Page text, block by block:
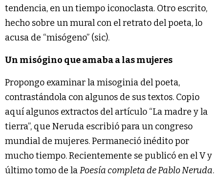
tendencia, en un tiempo iconoclasta. Otro escrito,
hecho sobre un mural con el retrato del poeta, lo
acusa de “misógeno” (sic).
Un misógino que amaba a las mujeres
Propongo examinar la misoginia del poeta,
contrastándola con algunos de sus textos. Copio
aquí algunos extractos del artículo “La madre y la
tierra”, que Neruda escribió para un congreso
mundial de mujeres. Permaneció inédito por
mucho tiempo. Recientemente se publicó en el V y
último tomo de laPoesía completa de Pablo Neruda.